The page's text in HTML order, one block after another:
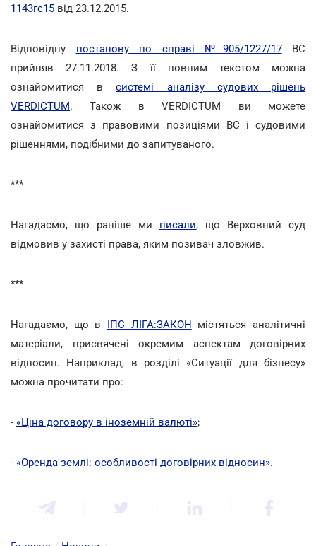
1143гс15 від 23.12.2015.
Відповідну постанову по справі №905/1227/17ВС
прийняв 27.11.2018. З її повним текстом можна
ознайомитися всистемі аналізу судових рішень
VERDICTUM. Також в VERDICTUM ви можете
ознайомитися з правовими позиціями ВС і судовими
рішеннями, подібними до запитуваного.
***
Нагадаємо, що раніше ми писали, що Верховний суд
відмовив у захисті права, яким позивач зловжив.
***
Нагадаємо, що в ІПС ЛІГА:ЗАКОН містяться аналітичні
матеріали, присвячені окремим аспектам договірних
відносин. Наприклад, в розділі «Ситуації для бізнесу»
можна прочитати про:
- «Ціна договору в іноземній валюті»;
- «Оренда землі: особливості договірних відносин».